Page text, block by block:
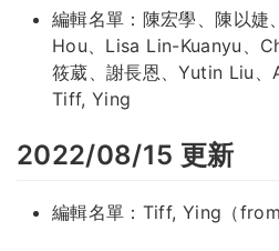
編輯名單：陳宏學、陳以婕
Hou、Lisa Lin-Kuanyu、
筱葳、謝長恩、Yutin Liu、
Tiff, Ying
2022/08/15 更新
編輯名單：Tiff, Ying（